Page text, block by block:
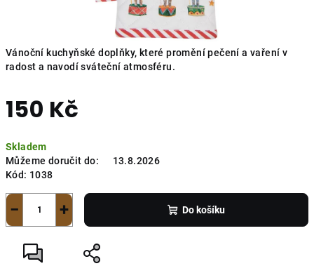
Vánoční kuchyňské doplňky, které promění pečení a vaření v
radost a navodí sváteční atmosféru.
150 Kč
cena:
Skladem
Můžeme doručit do:
13.8.2026
Kód: 1038
+
− Do košíku